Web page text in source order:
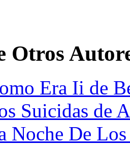
Otros
Era Ii de
Suicidas de
Noche De